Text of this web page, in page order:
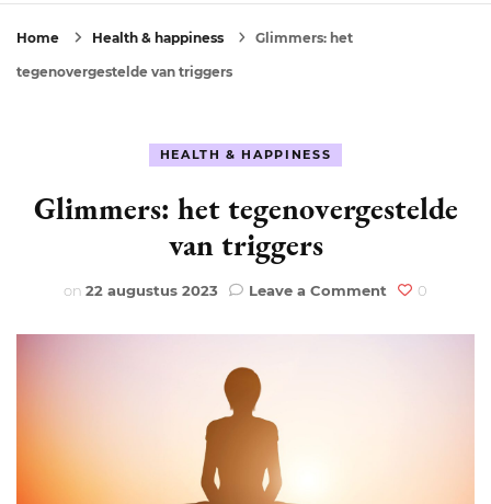
Home Health & happiness Glimmers: het
tegenovergestelde van triggers
HEALTH & HAPPINESS
Glimmers: het tegenovergestelde
van triggers
on 22 augustus 2023 Leave a Comment on
het
0